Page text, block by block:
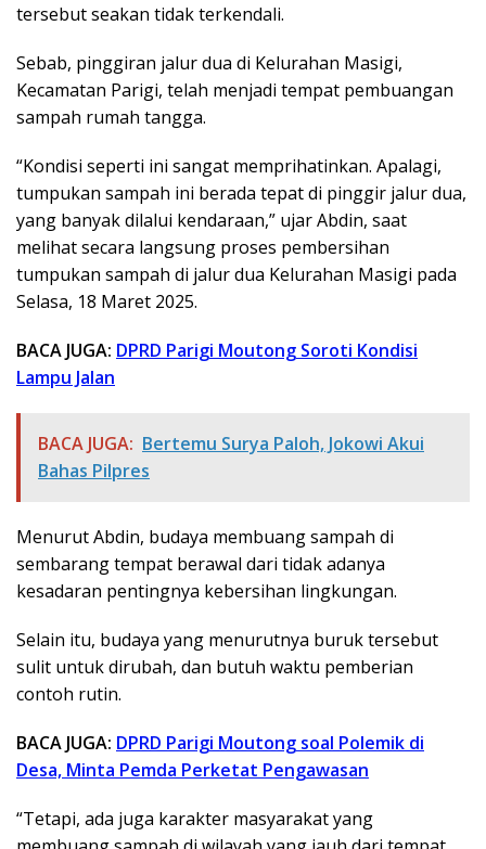
tersebut seakan tidak terkendali.
Sebab, pinggiran jalur dua di Kelurahan Masigi,
Kecamatan Parigi, telah menjadi tempat pembuangan
sampah rumah tangga.
“Kondisi seperti ini sangat memprihatinkan. Apalagi,
tumpukan sampah ini berada tepat di pinggir jalur dua,
yang banyak dilalui kendaraan,” ujar Abdin, saat
melihat secara langsung proses pembersihan
tumpukan sampah di jalur dua Kelurahan Masigi pada
Selasa, 18 Maret 2025.
BACA JUGA: DPRD Parigi Moutong Soroti Kondisi
Lampu Jalan
BACA JUGA: Bertemu Surya Paloh, Jokowi Akui
Bahas Pilpres
Menurut Abdin, budaya membuang sampah di
sembarang tempat berawal dari tidak adanya
kesadaran pentingnya kebersihan lingkungan.
Selain itu, budaya yang menurutnya buruk tersebut
sulit untuk dirubah, dan butuh waktu pemberian
contoh rutin.
BACA JUGA: DPRD Parigi Moutong soal Polemik di
Desa, Minta Pemda Perketat Pengawasan
“Tetapi, ada juga karakter masyarakat yang